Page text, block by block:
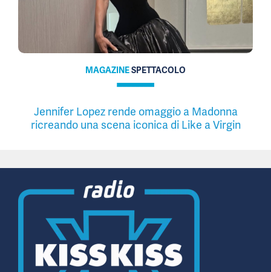
MAGAZINESPETTACOLO
Jennifer Lopez rende omaggio a Madonna
ricreando una scena iconica di Like a Virgin